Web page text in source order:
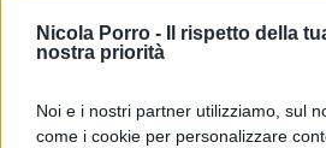
Nicola Porro -
Il rispetto della
nostra priorità
Noi e i nostri partner utilizziamo, sul
come i cookie per personalizzare
che restavano? O il destino,
parlando del caso e del non
qualunque riavvicinamento?